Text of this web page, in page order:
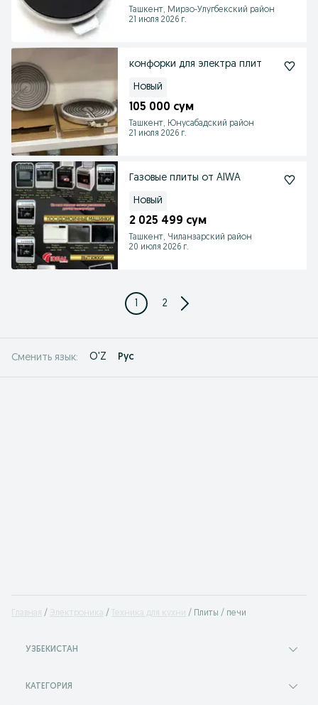
Ташкент, Мирзо-Улугбекский район
21 июля 2026 г.
конфорки для электра плит
Новый
105 000 сум
Ташкент, Юнусабадский район
21 июля 2026 г.
Газовые плиты от AIWA
Новый
2 025 499 сум
Ташкент, Чиланзарский район
20 июля 2026 г.
1 2
Сменить язык: O'Z Рус
Главная Электроника Техника для кухни Плиты / печи
УЗБЕКИСТАН
КАТЕГОРИЯ